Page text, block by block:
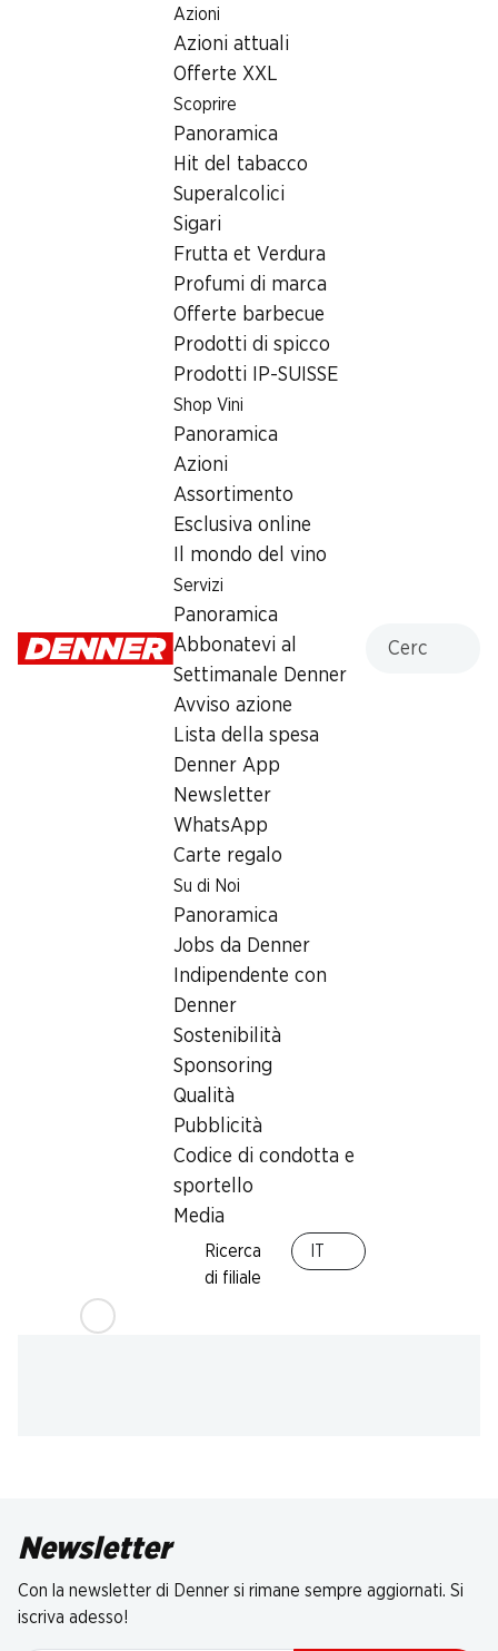
Azioni
Azioni attuali
Offerte XXL
Scoprire
Panoramica
Hit del tabacco
Superalcolici
Sigari
Frutta et Verdura
Profumi di marca
Offerte barbecue
Prodotti di spicco
Prodotti IP-SUISSE
Shop Vini
Panoramica
Azioni
Assortimento
Esclusiva online
Il mondo del vino
Servizi
Panoramica
Abbonatevi al
Settimanale Denner
Avviso azione
Lista della spesa
Denner App
Newsletter
WhatsApp
Carte regalo
Su di Noi
Panoramica
Jobs da Denner
Indipendente con
Denner
Sostenibilità
Sponsoring
Qualità
Pubblicità
Codice di condotta e
sportello
Media
Ricerca
di filiale
Ricerca di filiale
Filiale Denner Via Isla 53, 7151 Schluein
7151 Schluein, Isla Schluein
Via Isla 53, 7151 Schluein
Orari di apertura
08:00 - 19:30
Orari di apertura speciali
Newsletter
Con la newsletter di Denner si rimane sempre aggiornati. Si
iscriva adesso!